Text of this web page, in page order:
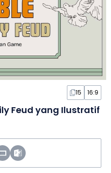
15 16:9
Feud yang Ilustratif